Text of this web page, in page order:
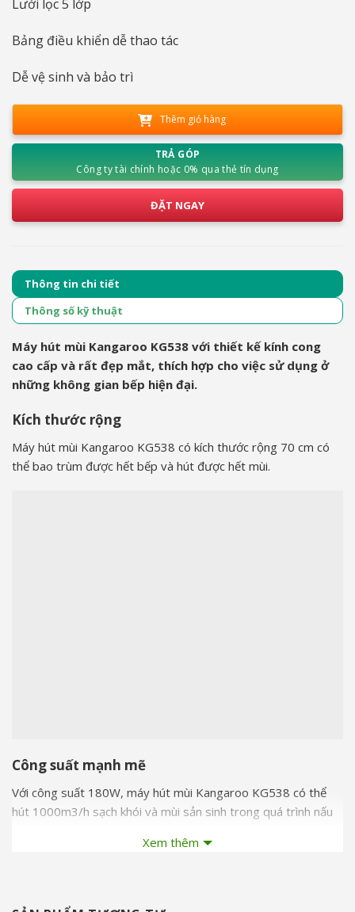
Lưới lọc 5 lớp
Bảng điều khiển dễ thao tác
Dễ vệ sinh và bảo trì
Thêm giỏ hàng
TRẢ GÓP
Công ty tài chính hoặc 0% qua thẻ tín dụng
ĐẶT NGAY
Thông tin chi tiết
Thông số kỹ thuật
Máy hút mùi Kangaroo KG538 với thiết kế kính cong
cao cấp và rất đẹp mắt, thích hợp cho việc sử dụng ở
những không gian bếp hiện đại.
Kích thước rộng
Máy hút mùi Kangaroo KG538 có kích thước rộng 70 cm có
thể bao trùm được hết bếp và hút được hết mùi.
Công suất mạnh mẽ
Với công suất 180W, máy hút mùi Kangaroo KG538 có thể
hút 1000m3/h sạch khói và mùi sản sinh trong quá trình nấu
Xem thêm